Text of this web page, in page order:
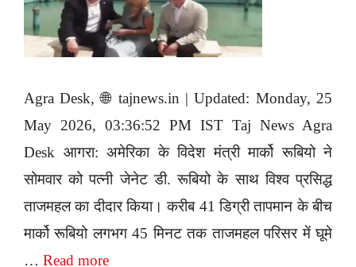
Agra Desk, 🌐 tajnews.in | Updated: Monday, 25
May 2026, 03:36:52 PM IST Taj News Agra
Desk आगरा: अमेरिका के विदेश मंत्री मार्को रूबियो ने
सोमवार को पत्नी जेनेट डी. रूबियो के साथ विश्व प्रसिद्ध
ताजमहल का दीदार किया। करीब 41 डिग्री तापमान के बीच
मार्को रूबियो लगभग 45 मिनट तक ताजमहल परिसर में घूमे
… Read more